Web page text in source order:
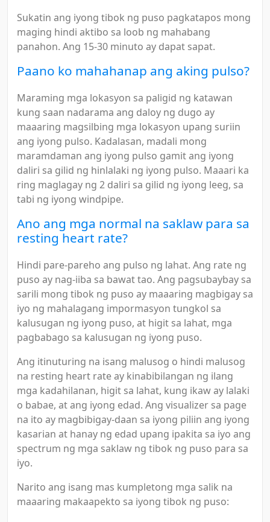
Sukatin ang iyong tibok ng puso pagkatapos mong
maging hindi aktibo sa loob ng mahabang
panahon. Ang 15-30 minuto ay dapat sapat.
Paano ko mahahanap ang aking pulso?
Maraming mga lokasyon sa paligid ng katawan
kung saan nadarama ang daloy ng dugo ay
maaaring magsilbing mga lokasyon upang suriin
ang iyong pulso. Kadalasan, madali mong
maramdaman ang iyong pulso gamit ang iyong
daliri sa gilid ng hinlalaki ng iyong pulso. Maaari ka
ring maglagay ng 2 daliri sa gilid ng iyong leeg, sa
tabi ng iyong windpipe.
Ano ang mga normal na saklaw para sa
resting heart rate?
Hindi pare-pareho ang pulso ng lahat. Ang rate ng
puso ay nag-iiba sa bawat tao. Ang pagsubaybay sa
sarili mong tibok ng puso ay maaaring magbigay sa
iyo ng mahalagang impormasyon tungkol sa
kalusugan ng iyong puso, at higit sa lahat, mga
pagbabago sa kalusugan ng iyong puso.
Ang itinuturing na isang malusog o hindi malusog
na resting heart rate ay kinabibilangan ng ilang
mga kadahilanan, higit sa lahat, kung ikaw ay lalaki
o babae, at ang iyong edad. Ang visualizer sa page
na ito ay magbibigay-daan sa iyong piliin ang iyong
kasarian at hanay ng edad upang ipakita sa iyo ang
spectrum ng mga saklaw ng tibok ng puso para sa
iyo.
Narito ang isang mas kumpletong mga salik na
maaaring makaapekto sa iyong tibok ng puso: